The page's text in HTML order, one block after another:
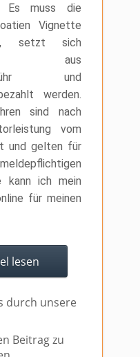
Es muss die
Vignette
setzt sich
aus
und
werden.
sind nach
vom
und gelten für
kann ich mein
für meinen
lesen
durch unsere
Beitrag zu